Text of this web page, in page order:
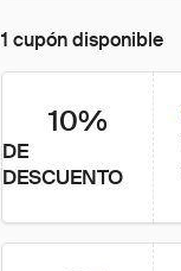
1 cupón disponible
10%
DE
DESCUENTO